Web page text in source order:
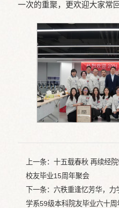
一次的重聚，更欢迎大家常回
上一条： 十五载春秋 再续经
校友毕业15周年聚会
下一条： 六秩重逢忆芳华，
学系59级本科院友毕业六十